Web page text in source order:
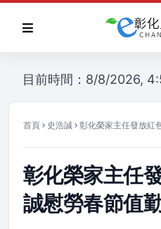
目前時間：8/8/2026,
首頁 史浩誠 彰化榮家主任發放
彰化榮家主任
誠慰勞春節值